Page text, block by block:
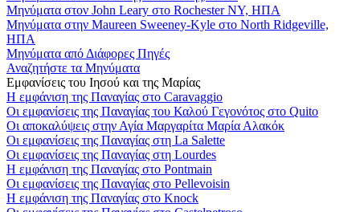
Μηνύματα στον John Leary στο Rochester NY, ΗΠΑ
Μηνύματα στην Maureen Sweeney-Kyle στο North Ridgeville,
ΗΠΑ
Μηνύματα από Διάφορες Πηγές
Αναζητήστε τα Μηνύματα
Εμφανίσεις του Ιησού και της Μαρίας
Η εμφάνιση της Παναγίας στο Caravaggio
Οι εμφανίσεις της Παναγίας του Καλού Γεγονότος στο Quito
Οι αποκαλύψεις στην Αγία Μαργαρίτα Μαρία Αλακόκ
Οι εμφανίσεις της Παναγίας στη La Salette
Οι εμφανίσεις της Παναγίας στη Lourdes
Η εμφάνιση της Παναγίας στο Pontmain
Οι εμφανίσεις της Παναγίας στο Pellevoisin
Η εμφάνιση της Παναγίας στο Knock